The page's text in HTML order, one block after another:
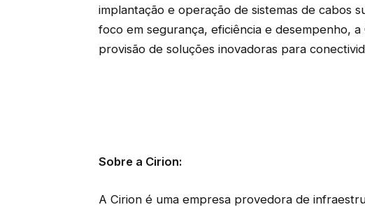
implantação e operação de sistemas de cabos
foco em segurança, eficiência e desempenho,
provisão de soluções inovadoras para
Sobre a Cirion:
A Cirion é uma empresa provedora de